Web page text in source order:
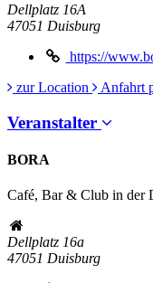
Dellplatz 16A
47051 Duisburg
https://
zur Location
Anfahrt
Veranstalter
BORA
Café, Bar & Club in der
Dellplatz 16a
47051 Duisburg